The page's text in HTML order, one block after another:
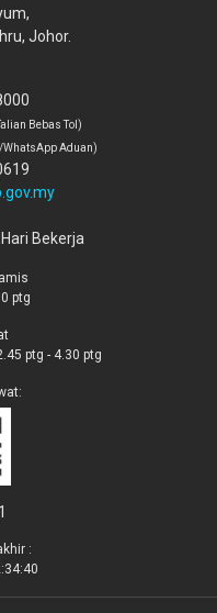
Johor.
Bebas Tol)
WhatsApp Aduan)
Bekerja
ptg
ptg - 4.30 ptg
: